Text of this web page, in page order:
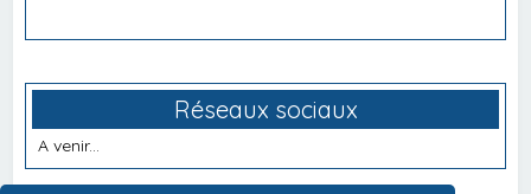
Réseaux sociaux
A venir...